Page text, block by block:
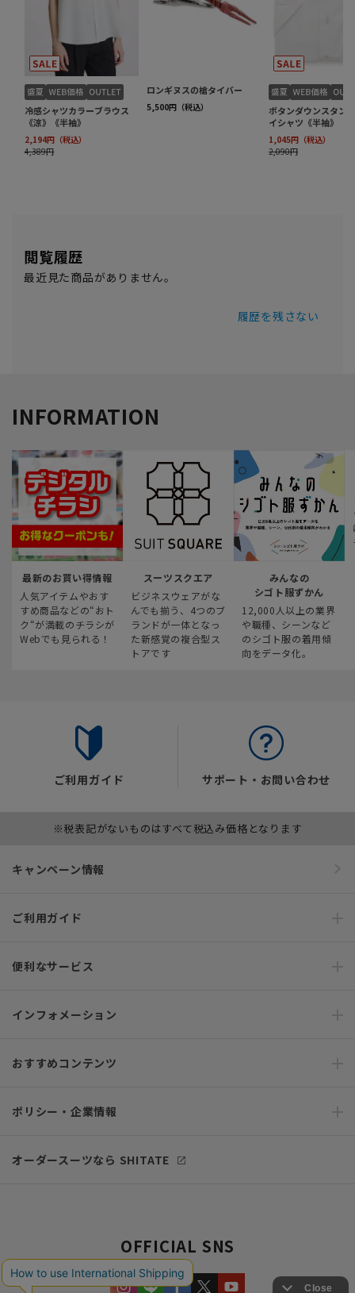
閲覧履歴
最近見た商品がありません。
履歴を残さない
INFORMATION
最新のお買い得情報
人気アイテムやおす
すめ商品などの“おト
ク“が満載のチラシが
Webでも見られる！
スーツスクエア
ビジネスウェアがな
んでも揃う、4つのブ
ランドが一体となっ
た新感覚の複合型ス
トアです
みんなの
シゴト服ずかん
12,000人以上の業界
や職種、シーンなど
のシゴト服の着用傾
向をデータ化。
ご利用ガイド サポート・お問い合わせ
※税表記がないものはすべて税込み価格となります
キャンペーン情報
ご利用ガイド
便利なサービス
インフォメーション
おすすめコンテンツ
ポリシー・企業情報
オーダースーツなら SHITATE
OFFICIAL SNS